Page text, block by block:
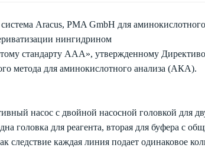
Aracus, PMA GmbH для
нингидрином
стандарту ААА», утвержденному
метода для аминокислотного анализа (АКА).
насос с двойной насосной головкой для
головка для реагента, вторая для буфера с
следствие каждая линия подает одинаковое